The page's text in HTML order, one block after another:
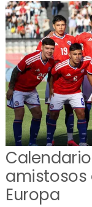
amistosos
Europa